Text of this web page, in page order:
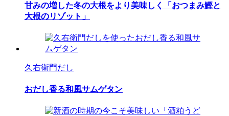
甘みの増した冬の大根をより美味しく「おつまみ鰹と
大根のリゾット」
久右衛門だし
おだし香る和風サムゲタン